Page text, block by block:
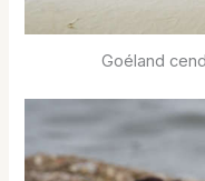
Goéland